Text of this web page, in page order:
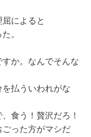
によると
。
すか。なんでそんな
を払ういわれがな
食う！贅沢だろ！
った方がマシだ